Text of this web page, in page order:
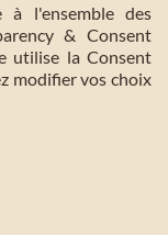
à l'ensemble des
& Consent
utilise la Consent
modifier vos choix